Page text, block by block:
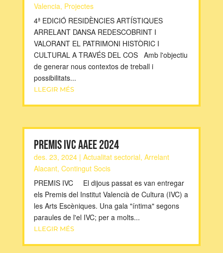
Valencia, Projectes
4ª EDICIÓ RESIDÈNCIES ARTÍSTIQUES
ARRELANT DANSA REDESCOBRINT I
VALORANT EL PATRIMONI HISTÒRIC I
CULTURAL A TRAVÉS DEL COS Amb l'objectiu
de generar nous contextos de treball i
possibilitats...
LLEGIR MÉS
PREMIS IVC AAEE 2024
des. 23, 2024| Actualitat sectorial, Arrelant
Alacant, Contingut Socis
PREMIS IVC El dijous passat es van entregar
els Premis del Institut Valencià de Cultura (IVC) a
les Arts Escèniques. Una gala "íntima" segons
paraules de l'el IVC; per a molts...
LLEGIR MÉS